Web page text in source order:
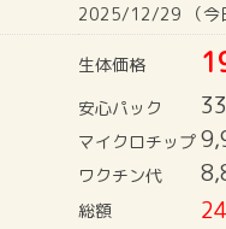
2025/12/29 （今
生体価格
安心パック
マイクロチップ
ワクチン代
総額